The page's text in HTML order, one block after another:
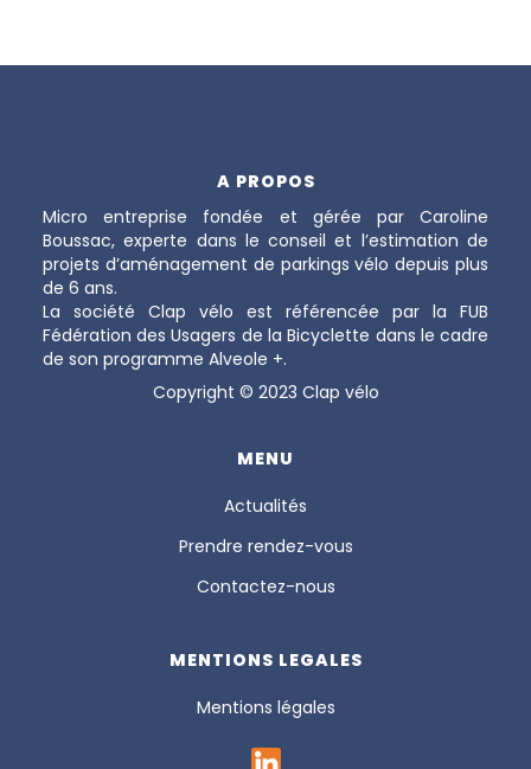
A PROPOS
Micro entreprise fondée et gérée par Caroline
Boussac, experte dans le conseil et l’estimation de
projets d’aménagement de parkings vélo depuis plus
de 6 ans.
La société Clap vélo est référencée par la FUB
Fédération des Usagers de la Bicyclette dans le cadre
de son programme Alveole +.
Copyright © 2023 Clap vélo
MENU
Actualités
Prendre rendez-vous
Contactez-nous
MENTIONS LEGALES
Mentions légales